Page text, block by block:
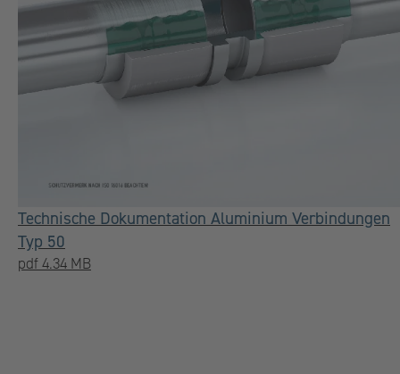
Technische Dokumentation Aluminium Verbindungen
Typ 50
pdf 4.34 MB